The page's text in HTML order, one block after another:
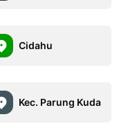
Cidahu
Kec. Parung Kuda